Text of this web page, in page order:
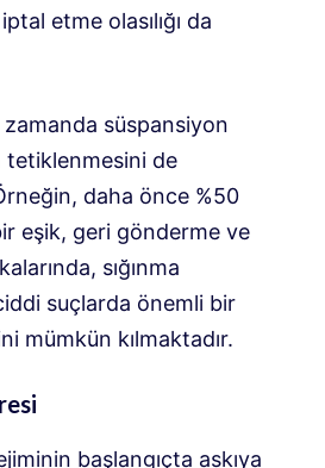
etme olasılığı da
zamanda süspansiyon
tetiklenmesini de
daha önce %50
eşik, geri gönderme ve
sığınma
suçlarda önemli bir
mümkün kılmaktadır.
başlangıçta askıya